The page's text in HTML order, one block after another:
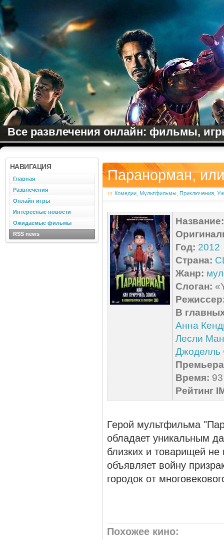
Все развлечения онлайн: фильмы,
Паранорман,
Комедии Мультфильмы Приключения
Название:
Год: 2012
Страна:
Жанр:
Слоган:
В
Анна
Лесли
Джоделль
Время:
Рейтинг
Герой мультфильма
обладает уникальным
близких и товарищей не
объявляет войну
городок от
Похожее кино:
НАВИГАЦИЯ
Главная
Развлечения
Онлайн игры
Интересные новости
Ожидаемые фильмы
RSS news